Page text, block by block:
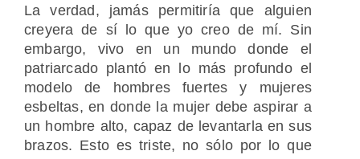
La verdad, jamás permitiría que alguien
creyera de sí lo que yo creo de mí. Sin
embargo, vivo en un mundo donde el
patriarcado plantó en lo más profundo el
modelo de hombres fuertes y mujeres
esbeltas, en donde la mujer debe aspirar a
un hombre alto, capaz de levantarla en sus
brazos. Esto es triste, no sólo por lo que